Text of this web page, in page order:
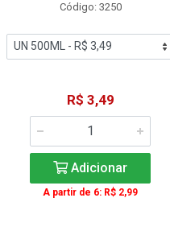
Código: 3250
R$ 3,49
Adicionar
A partir de 6: R$ 2,99